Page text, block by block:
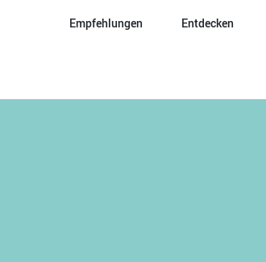
Empfehlungen Entdecken